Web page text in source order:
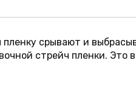
срывают и
стрейч пленки.